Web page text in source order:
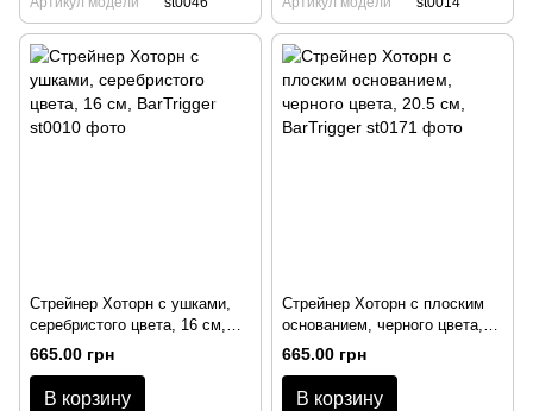
Стрейнер Хоторн с ушками,
серебристого цвета, 16 см,
BarTrigger
665.00 грн
В корзину
Стрейнер Хоторн с плоским
основанием, черного цвета,
20.5 см, BarTrigger
665.00 грн
В корзину